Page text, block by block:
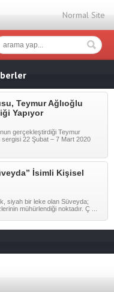
Normal Site
Teymur Ağlıoğlu
Yapıyor
gerçekleştirdiği Teymur
sergisi 22 Şubat – 7 Mart 2020
İsimli Kişisel
siyah bir leke olan Süveyda;
mühürlendiği noktadır. Ç ...